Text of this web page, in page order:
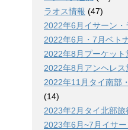
ラオス情報 (47)
2022年6月イサーン・
2022年6月・7月ベト
2022年8月プーケット
2022年8月アンヘレス
2022年11月タイ南部
(14)
2023年2月タイ北部旅
2023年6月~7月イサ